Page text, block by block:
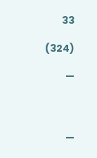
33
(324)
—
—